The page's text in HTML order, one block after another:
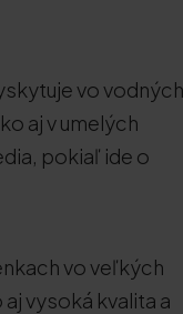
vo vodných
aj v umelých
pokiaľ ide o
vo veľkých
vysoká kvalita a